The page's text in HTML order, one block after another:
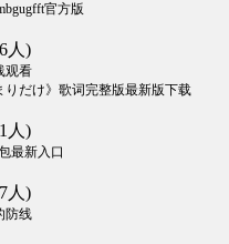
官方版
人)
观看
りだけ》歌词完整版最新版下载
人)
最新入口
人)
防线